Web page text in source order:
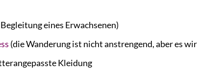
eines Erwachsenen)
(die Wanderung ist nicht anstrengend, aber es
Kleidung